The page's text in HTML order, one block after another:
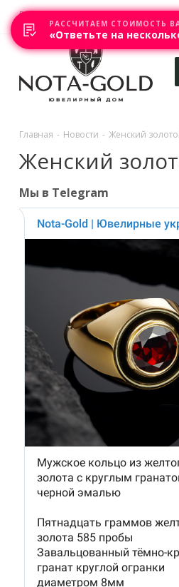
Главная Акции Каталоги
Главная - Новости - Женский
Женский
Мы в Telegram
РАССЧИТАЕМ СТОИМОСТЬ
«Ответьте на